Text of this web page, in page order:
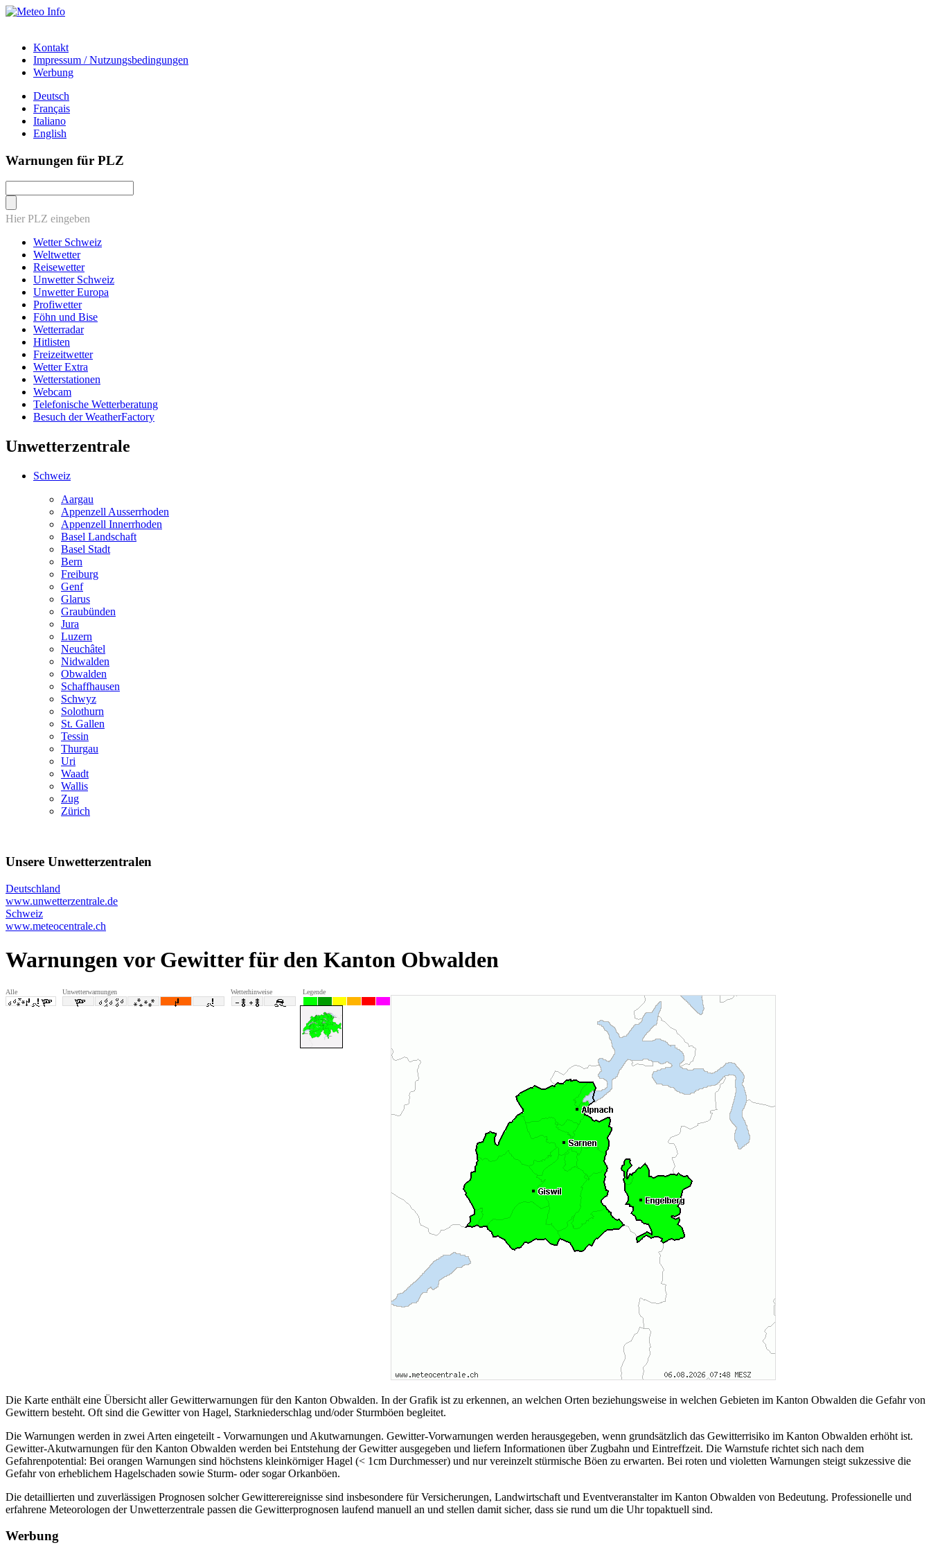
Kontakt
Impressum / Nutzungsbedingungen
Werbung
Deutsch
Français
Italiano
English
Warnungen für PLZ
Hier PLZ eingeben
Wetter Schweiz
Weltwetter
Reisewetter
Unwetter Schweiz
Unwetter Europa
Profiwetter
Föhn und Bise
Wetterradar
Hitlisten
Freizeitwetter
Wetter Extra
Wetterstationen
Webcam
Telefonische Wetterberatung
Besuch der WeatherFactory
Unwetterzentrale
Schweiz
Aargau
Appenzell Ausserrhoden
Appenzell Innerrhoden
Basel Landschaft
Basel Stadt
Bern
Freiburg
Genf
Glarus
Graubünden
Jura
Luzern
Neuchâtel
Nidwalden
Obwalden
Schaffhausen
Schwyz
Solothurn
St. Gallen
Tessin
Thurgau
Uri
Waadt
Wallis
Zug
Zürich
Unsere Unwetterzentralen
Deutschland
www.unwetterzentrale.de
Schweiz
www.meteocentrale.ch
Warnungen vor Gewitter für den Kanton Obwalden
Alle Unwetterwarnungen Wetterhinweise Legende
Die Karte enthält eine Übersicht aller Gewitterwarnungen für den Kanton Obwalden. In der Grafik ist zu erkennen, an welchen Orten beziehungsweise in welchen Gebieten im Kanton Obwalden die Gefahr von
Gewittern besteht. Oft sind die Gewitter von Hagel, Starkniederschlag und/oder Sturmböen begleitet.
Die Warnungen werden in zwei Arten eingeteilt - Vorwarnungen und Akutwarnungen. Gewitter-Vorwarnungen werden herausgegeben, wenn grundsätzlich das Gewitterrisiko im Kanton Obwalden erhöht ist.
Gewitter-Akutwarnungen für den Kanton Obwalden werden bei Entstehung der Gewitter ausgegeben und liefern Informationen über Zugbahn und Eintreffzeit. Die Warnstufe richtet sich nach dem
Gefahrenpotential: Bei orangen Warnungen sind höchstens kleinkörniger Hagel (< 1cm Durchmesser) und nur vereinzelt stürmische Böen zu erwarten. Bei roten und violetten Warnungen steigt sukzessive die
Gefahr von erheblichem Hagelschaden sowie Sturm- oder sogar Orkanböen.
Die detaillierten und zuverlässigen Prognosen solcher Gewitterereignisse sind insbesondere für Versicherungen, Landwirtschaft und Eventveranstalter im Kanton Obwalden von Bedeutung. Professionelle und
erfahrene Meteorologen der Unwetterzentrale passen die Gewitterprognosen laufend manuell an und stellen damit sicher, dass sie rund um die Uhr topaktuell sind.
Werbung